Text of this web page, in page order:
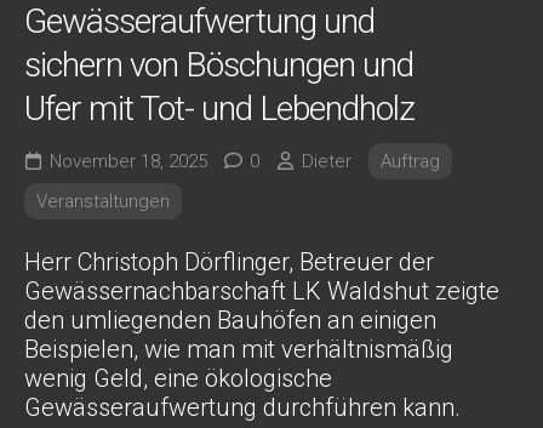
Gewässeraufwertung und
sichern von Böschungen und
Ufer mit Tot- und Lebendholz
November 18, 2025 0 Dieter
Auftrag
Veranstaltungen
Herr Christoph Dörflinger, Betreuer der
Gewässernachbarschaft LK Waldshut zeigte
den umliegenden Bauhöfen an einigen
Beispielen, wie man mit verhältnismäßig
wenig Geld, eine ökologische
Gewässeraufwertung durchführen kann.